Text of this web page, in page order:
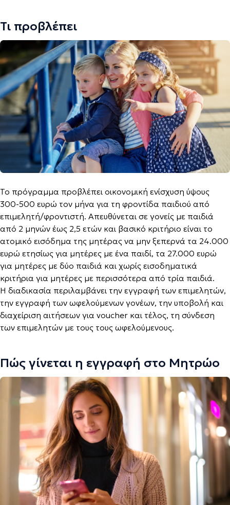
Τι προβλέπει
Το πρόγραμμα προβλέπει οικονομική ενίσχυση ύψους
300-500 ευρώ τον μήνα για τη φροντίδα παιδιού από
επιμελητή/φροντιστή. Απευθύνεται σε γονείς με παιδιά
από 2 μηνών έως 2,5 ετών και βασικό κριτήριο είναι το
ατομικό εισόδημα της μητέρας να μην ξεπερνά τα 24.000
ευρώ ετησίως για μητέρες με ένα παιδί, τα 27.000 ευρώ
για μητέρες με δύο παιδιά και χωρίς εισοδηματικά
κριτήρια για μητέρες με περισσότερα από τρία παιδιά.
Η διαδικασία περιλαμβάνει την εγγραφή των επιμελητών,
την εγγραφή των ωφελούμενων γονέων, την υποβολή και
διαχείριση αιτήσεων για voucher και τέλος, τη σύνδεση
των επιμελητών με τους τους ωφελούμενους.
Πώς γίνεται η εγγραφή στο Μητρώο